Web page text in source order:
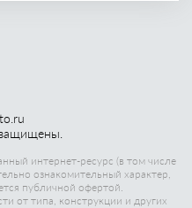
интернет-ресурс (в том числе
ознакомительный характер,
публичной офертой.
от типа, конструкции и других